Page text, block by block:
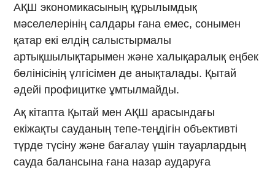
АҚШ экономикасының құрылымдық
мәселелерінің салдары ғана емес, сонымен
қатар екі елдің салыстырмалы
артықшылықтарымен және халықаралық еңбек
бөлінісінің үлгісімен де анықталады. Қытай
әдейі профицитке ұмтылмайды.
Ақ кітапта Қытай мен АҚШ арасындағы
екіжақты сауданың тепе-теңдігін объективті
түрде түсіну және бағалау үшін тауарлардың
сауда балансына ғана назар аударуға